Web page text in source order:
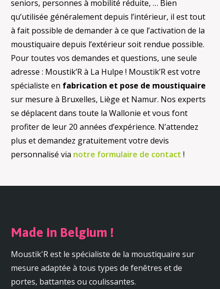
seniors, personnes à mobilité réduite, … Bien
qu’utilisée généralement depuis l’intérieur, il est tout
à fait possible de demander à ce que l’activation de la
moustiquaire depuis l’extérieur soit rendue possible.
Pour toutes vos demandes et questions, une seule
adresse : Moustik’R à La Hulpe ! Moustik’R est votre
spécialiste en fabrication et pose de moustiquaire
sur mesure à Bruxelles, Liège et Namur. Nos experts
se déplacent dans toute la Wallonie et vous font
profiter de leur 20 années d’expérience. N’attendez
plus et demandez gratuitement votre devis
personnalisé via notre formulaire de contact!
Made in Belgium !
Moustik'R est le spécialiste de la moustiquaire sur
mesure adaptée à tous types de fenêtres et de
portes, battantes ou coulissantes.